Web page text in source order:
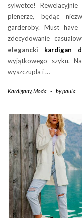
sylwetce!
plenerze, będąc
garderoby. Must
zdecydowanie
elegancki kardigan
wyjątkowego szyku.
wyszczupla i …
Kardigany,Moda - bypaula